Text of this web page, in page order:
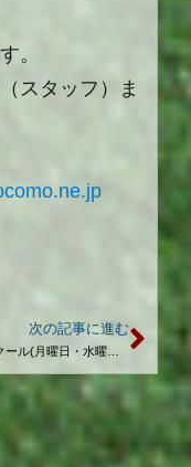
。
（スタッフ）ま
次の記事に進む
京都南スクール(月曜日・水曜日) 6月予定日